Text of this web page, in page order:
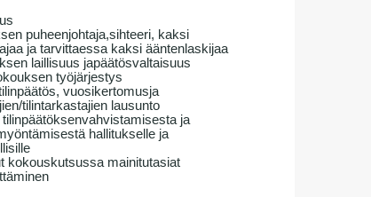
puheenjohtaja,sihteeri, kaksi
ja tarvittaessa kaksi ääntenlaskijaa
laillisuus japäätösvaltaisuus
työjärjestys
vuosikertomusja
tilintarkastajien lausunto
ja
hallitukselle ja
kokouskutsussa mainitutasiat